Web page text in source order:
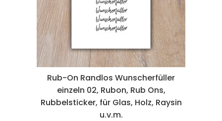
Rub-On Randlos Wunscherfüller
einzeln 02, Rubon, Rub Ons,
Rubbelsticker, für Glas, Holz, Raysin
u.v.m.